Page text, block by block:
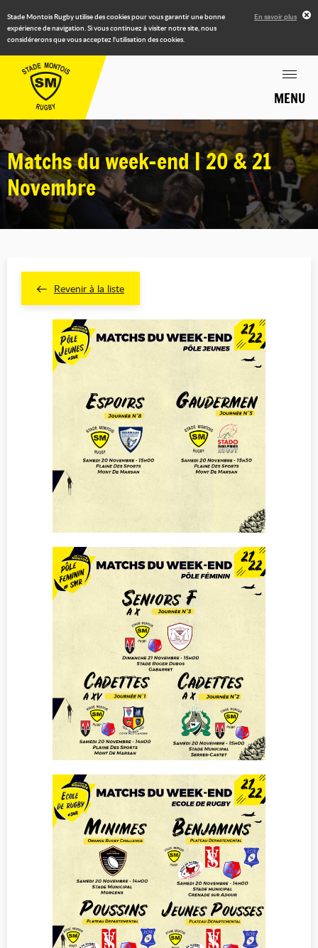
Stade Montois Rugby utilise des cookies pour vous garantir une bonne
expérience de navigation. Si vous continuez à visiter notre site, nous
considérerons que vous acceptez l'utilisation des cookies.
En savoir plus
MENU
Matchs du week-end | 20 & 21
Novembre
Revenir à la liste